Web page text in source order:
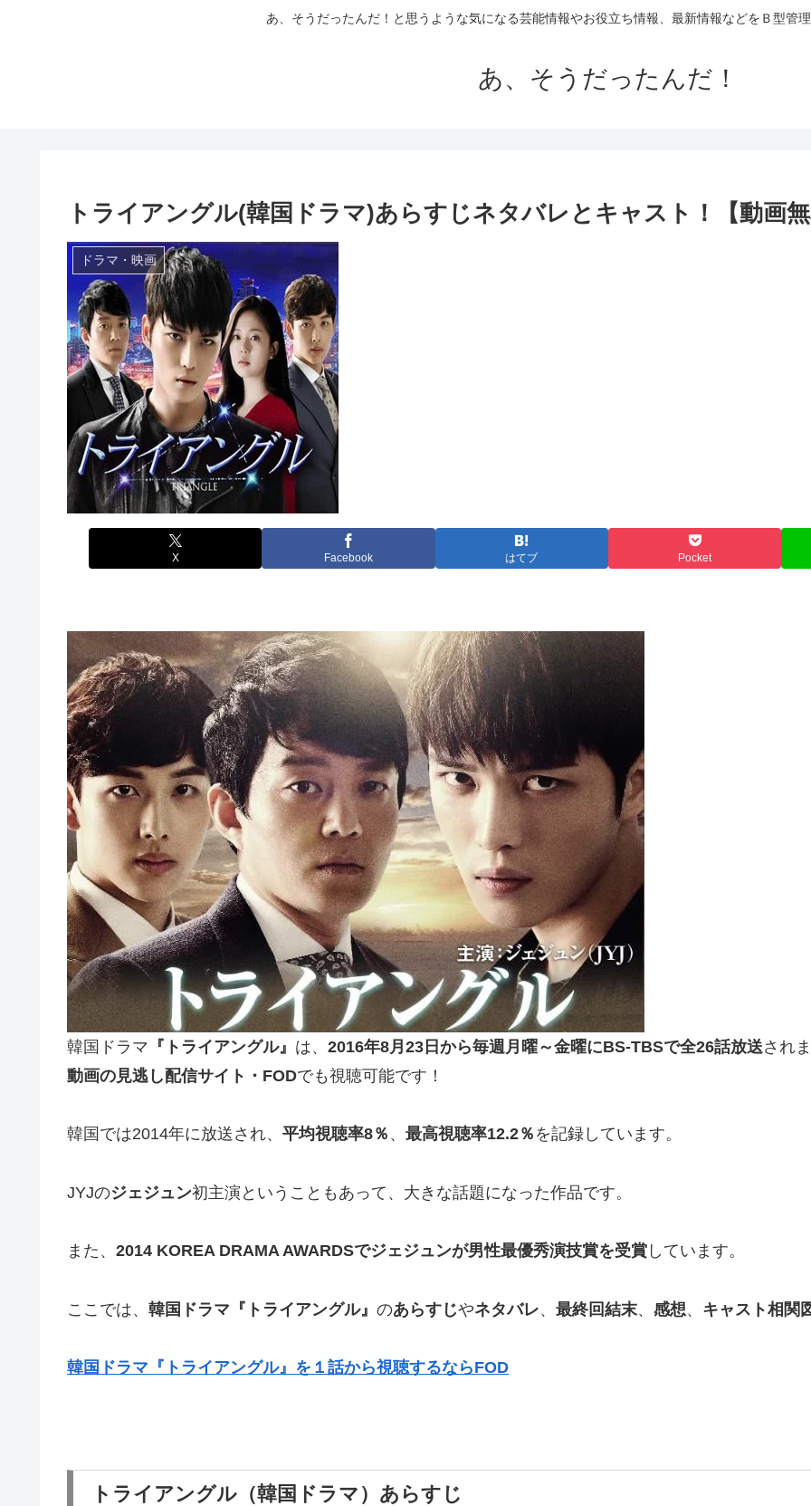
あ、そうだったんだ！と思うような気になる芸能情報やお役立ち情報、最新情報などをＢ型管
あ、そうだったんだ！
トライアングル(韓国ドラマ)あらすじネタバレとキャスト！【動画
ドラマ・映画
X Facebook はてブ Pocket
韓国ドラマ 『トライアングル』 は、 2016年8月23日から毎週月曜～金曜にBS-TBSで全26話放送され
動画の見逃し配信サイト・ FODでも視聴可能です！
韓国では2014年に放送され、 平均視聴率8％ 、 最高視聴率12.2％ を記録しています。
JYJのジェジュン初主演ということもあって、大きな話題になった作品です。
また、 2014 KOREA DRAMA AWARDSでジェジュンが男性最優秀演技賞を受賞 しています。
ここでは、 韓国ドラマ『トライアングル』 のあらすじやネタバレ、 最終回結末、 感想、 キャスト相関
韓国ドラマ『トライアングル』を１話から視聴するならFOD
トライアングル（韓国ドラマ）あらすじ